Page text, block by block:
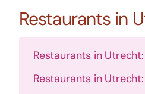
Restaurants in
Restaurants in
Restaurants in